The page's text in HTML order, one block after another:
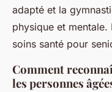
adapté et la
physique et
soins santé pour
Comment
les personnes